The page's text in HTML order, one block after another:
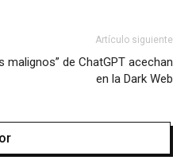
Artículo siguiente
malignos” de ChatGPT acechan
en la Dark Web